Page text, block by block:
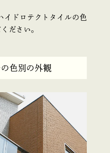
イドロテクトタイルの色
ださい。
色別の外観